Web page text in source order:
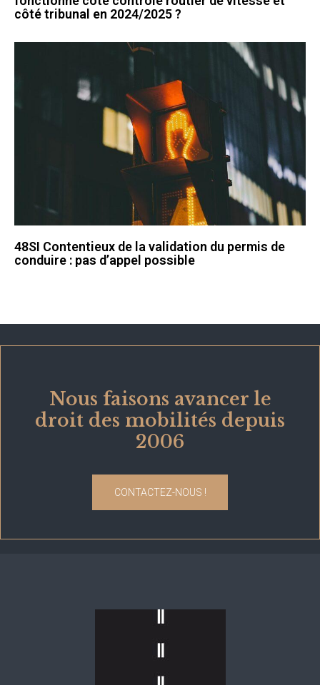
côté tribunal en 2024/2025 ?
48SI Contentieux de la validation du permis de
conduire : pas d’appel possible
Nous faisons avancer le
droit des mobilités depuis
2006
CONTACTEZ-NOUS !